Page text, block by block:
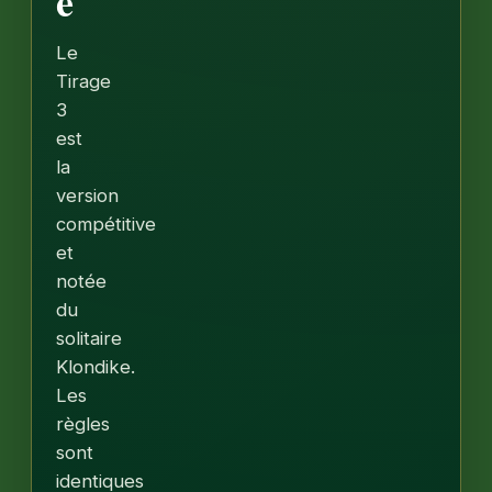
Le
Tirage
3
est
la
version
compétitive
et
notée
du
solitaire
Klondike.
Les
règles
sont
identiques